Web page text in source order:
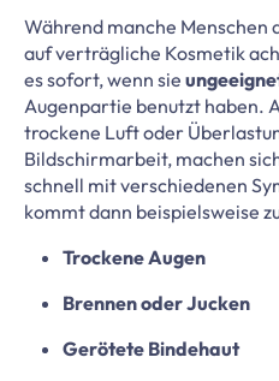
Während manche Menschen
auf verträgliche Kosmetik
es sofort, wenn sie
Augenpartie benutzt haben.
trockene Luft oder
Bildschirmarbeit, machen
schnell mit verschiedenen
kommt dann beispielsweise
Trockene Augen
Brennen oder Jucken
Gerötete Bindehaut